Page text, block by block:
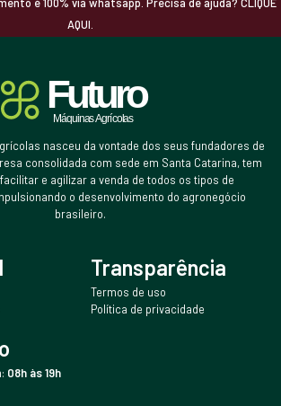
AQUI.
consolidada com sede em Santa Catarina, tem
e agilizar a venda de todos os tipos de
o desenvolvimento do agronegócio
brasileiro.
Transparência
Termos de uso
Política de privacidade
08h às 19h